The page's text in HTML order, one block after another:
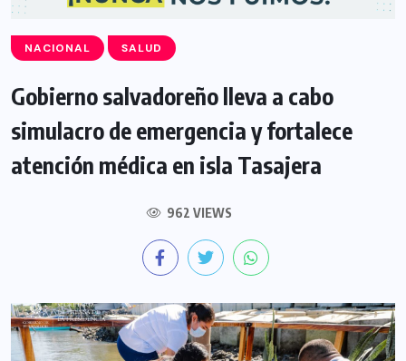
NACIONAL SALUD
Gobierno salvadoreño lleva a cabo
simulacro de emergencia y fortalece
atención médica en isla Tasajera
962 VIEWS